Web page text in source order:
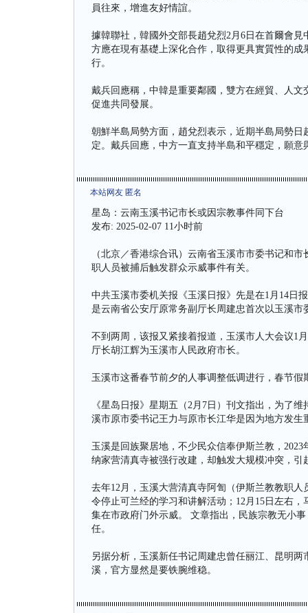
員往來，增進友好情誼。
據韓聯社，韓國外交部長趙兌烈2月6日在首爾會
方應在現有基礎上深化合作，取得更具實質性的
行。
戴兵回應稱，中韓是重要鄰國，雙方在經貿、人
促進共同發展。
朝鮮半島局勢方面，趙兌烈表示，近期半島局勢
定。戴兵回應，中方一直支持半島和平穩定，願
本站网友 匿名
星岛：云南玉溪书记市长或因宗教事件同下台
发布: 2025-02-07 11小时前
（北京／香港综合讯）云南省玉溪市市委书记和
职人员被捕后触发群众示威事件有关。
中共玉溪市委机关报《玉溪日报》先是在1月14日
是云南省公安厅原常务副厅长周建忠首次以玉溪市
不到两周，该报又紧接着报道，玉溪市人大会议1
厅长胡江辉为玉溪市人民政府市长。
玉溪市这番春节前夕的人事调整低调进行，春节
《星岛日报》星期五（2月7日）刊文指出，为了
溪市原市委书记王力与原市长江华是因为地方发生
玉溪是回族聚居地，不少民众信奉伊斯兰教，
纳家营清真寺被强行改建，却触发大规模冲突，引
去年12月，玉溪大营清真寺阿訇（伊斯兰教教职
令停止可兰经的学习和讲解活动；12月15日左右
集在市政府门外示威。 文章指出，民族宗教无小
任。
另据分析，玉溪新任书记周建忠曾任丽江、昆明
溪，官方显然是要铁腕维稳。